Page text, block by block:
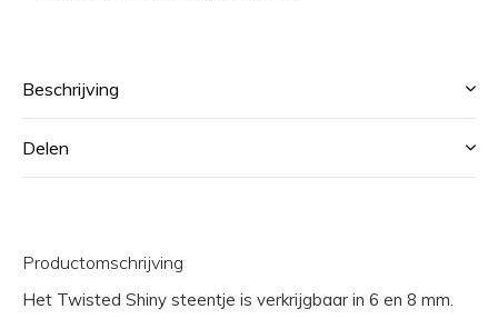
Beschrijving
Delen
Productomschrijving
Het Twisted Shiny steentje is verkrijgbaar in 6 en 8 mm.